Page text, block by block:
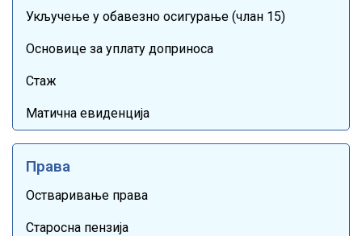
Укључење у обавезно осигурање (члан 15)
Основице за уплату доприноса
Стаж
Матична евиденција
Права
Остваривање права
Старосна пензија